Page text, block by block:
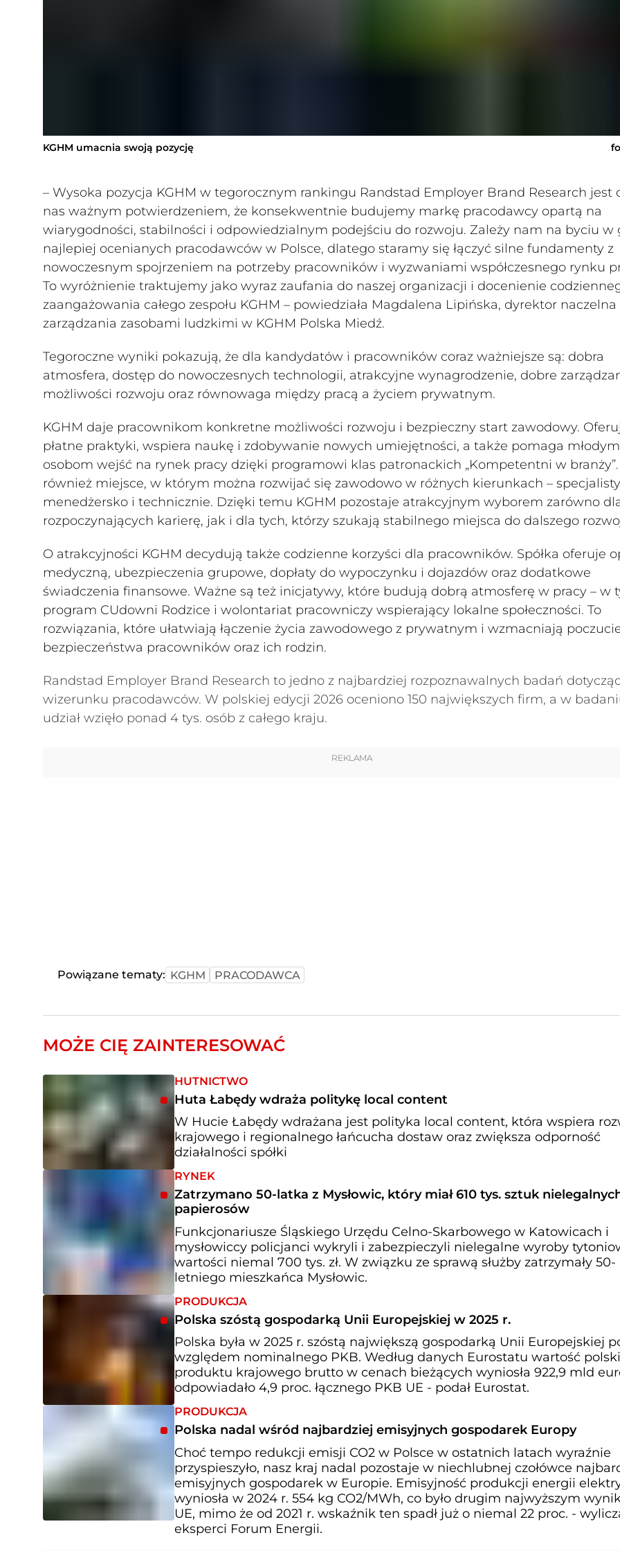
KGHM umacnia swoją pozycję
– Wysoka pozycja KGHM w tegorocznym rankingu Randstad Employer Brand Research jest
nas ważnym potwierdzeniem, że konsekwentnie budujemy markę pracodawcy opartą na
wiarygodności, stabilności i odpowiedzialnym podejściu do rozwoju. Zależy nam na byciu w
najlepiej ocenianych pracodawców w Polsce, dlatego staramy się łączyć silne fundamenty z
nowoczesnym spojrzeniem na potrzeby pracowników i wyzwaniami współczesnego rynku
To wyróżnienie traktujemy jako wyraz zaufania do naszej organizacji i docenienie
zaangażowania całego zespołu KGHM – powiedziała Magdalena Lipińska, dyrektor naczelna
zarządzania zasobami ludzkimi w KGHM Polska Miedź.
Tegoroczne wyniki pokazują, że dla kandydatów i pracowników coraz ważniejsze są: dobra
atmosfera, dostęp do nowoczesnych technologii, atrakcyjne wynagrodzenie, dobre
możliwości rozwoju oraz równowaga między pracą a życiem prywatnym.
KGHM daje pracownikom konkretne możliwości rozwoju i bezpieczny start zawodowy.
płatne praktyki, wspiera naukę i zdobywanie nowych umiejętności, a także pomaga młodym
osobom wejść na rynek pracy dzięki programowi klas patronackich „Kompetentni w branży”.
również miejsce, w którym można rozwijać się zawodowo w różnych kierunkach –
menedżersko i technicznie. Dzięki temu KGHM pozostaje atrakcyjnym wyborem zarówno
rozpoczynających karierę, jak i dla tych, którzy szukają stabilnego miejsca do dalszego
O atrakcyjności KGHM decydują także codzienne korzyści dla pracowników. Spółka oferuje
medyczną, ubezpieczenia grupowe, dopłaty do wypoczynku i dojazdów oraz dodatkowe
świadczenia finansowe. Ważne są też inicjatywy, które budują dobrą atmosferę w pracy – w
program CUdowni Rodzice i wolontariat pracowniczy wspierający lokalne społeczności. To
rozwiązania, które ułatwiają łączenie życia zawodowego z prywatnym i wzmacniają
bezpieczeństwa pracowników oraz ich rodzin.
Randstad Employer Brand Research to jedno z najbardziej rozpoznawalnych badań
wizerunku pracodawców. W polskiej edycji 2026 oceniono 150 największych firm, a w
udział wzięło ponad 4 tys. osób z całego kraju.
REKLAMA
Powiązane tematy: KGHM PRACODAWCA
MOŻE CIĘ ZAINTERESOWAĆ
HUTNICTWO
Huta Łabędy wdraża politykę local content
W Hucie Łabędy wdrażana jest polityka local content, która wspiera
krajowego i regionalnego łańcucha dostaw oraz zwiększa odporność
działalności spółki
RYNEK
Zatrzymano 50-latka z Mysłowic, który miał 610 tys. sztuk
papierosów
Funkcjonariusze Śląskiego Urzędu Celno-Skarbowego w Katowicach i
mysłowiccy policjanci wykryli i zabezpieczyli nielegalne wyroby
wartości niemal 700 tys. zł. W związku ze sprawą służby zatrzymały 50-
letniego mieszkańca Mysłowic.
PRODUKCJA
Polska szóstą gospodarką Unii Europejskiej w 2025 r.
Polska była w 2025 r. szóstą największą gospodarką Unii Europejskiej
względem nominalnego PKB. Według danych Eurostatu wartość
produktu krajowego brutto w cenach bieżących wyniosła 922,9 mld
odpowiadało 4,9 proc. łącznego PKB UE - podał Eurostat.
PRODUKCJA
Polska nadal wśród najbardziej emisyjnych gospodarek Europy
Choć tempo redukcji emisji CO2 w Polsce w ostatnich latach wyraźnie
przyspieszyło, nasz kraj nadal pozostaje w niechlubnej czołówce
emisyjnych gospodarek w Europie. Emisyjność produkcji energii
wyniosła w 2024 r. 554 kg CO2/MWh, co było drugim najwyższym
UE, mimo że od 2021 r. wskaźnik ten spadł już o niemal 22 proc. -
eksperci Forum Energii.